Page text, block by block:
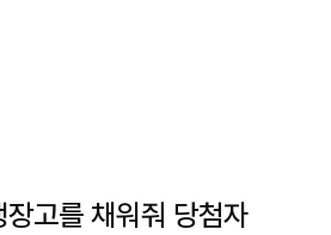
고를 채워줘 당첨자